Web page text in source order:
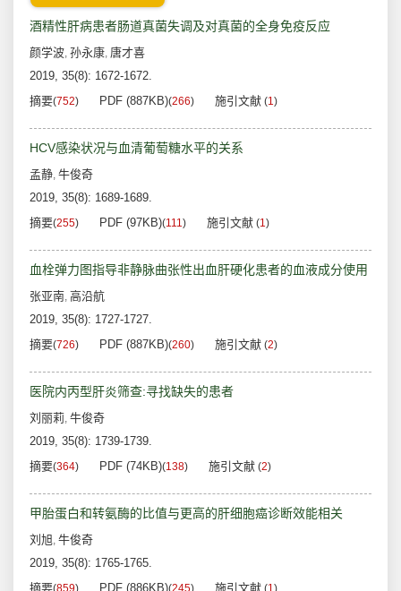
酒精性肝病患者肠道真菌失调及对真菌的全身免疫反应
颜学波, 孙永康, 唐才喜
2019, 35(8): 1672-1672.
摘要(752) PDF (887KB)(266) 施引文献 (1)
HCV感染状况与血清葡萄糖水平的关系
孟静, 牛俊奇
2019, 35(8): 1689-1689.
摘要(255) PDF (97KB)(111) 施引文献 (1)
血栓弹力图指导非静脉曲张性出血肝硬化患者的血液成分使用
张亚南, 高沿航
2019, 35(8): 1727-1727.
摘要(726) PDF (887KB)(260) 施引文献 (2)
医院内丙型肝炎筛查:寻找缺失的患者
刘丽莉, 牛俊奇
2019, 35(8): 1739-1739.
摘要(364) PDF (74KB)(138) 施引文献 (2)
甲胎蛋白和转氨酶的比值与更高的肝细胞癌诊断效能相关
刘旭, 牛俊奇
2019, 35(8): 1765-1765.
摘要
PDF (886KB) 施引文献